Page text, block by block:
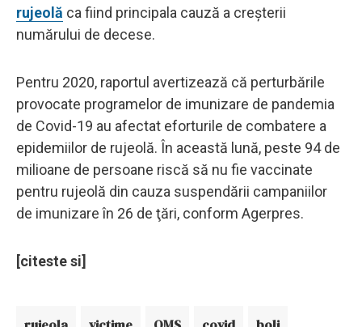
rujeolă ca fiind principala cauză a creşterii
numărului de decese.
Pentru 2020, raportul avertizează că perturbările
provocate programelor de imunizare de pandemia
de Covid-19 au afectat eforturile de combatere a
epidemiilor de rujeolă. În această lună, peste 94 de
milioane de persoane riscă să nu fie vaccinate
pentru rujeolă din cauza suspendării campaniilor
de imunizare în 26 de ţări, conform Agerpres.
[citeste si]